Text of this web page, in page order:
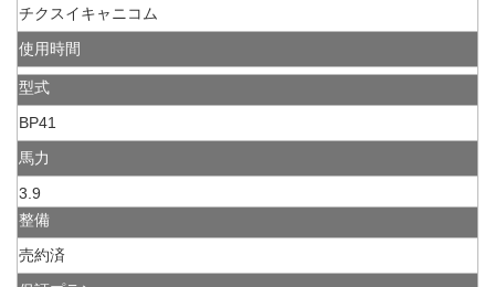
チクスイキャニコム
使用時間
型式
BP41
馬力
3.9
整備
売約済